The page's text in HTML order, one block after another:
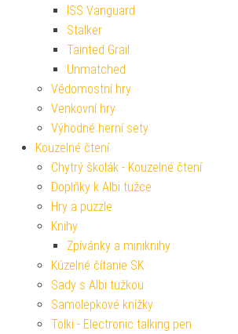
ISS Vanguard
Stalker
Tainted Grail
Unmatched
Vědomostní hry
Venkovní hry
Výhodné herní sety
Kouzelné čtení
Chytrý školák - Kouzelné čtení
Doplňky k Albi tužce
Hry a puzzle
Knihy
Zpívánky a miniknihy
Kúzelné čítanie SK
Sady s Albi tužkou
Samolepkové knížky
Tolki - Electronic talking pen